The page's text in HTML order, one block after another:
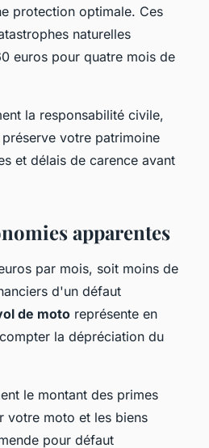
protection optimale. Ces
naturelles
euros pour quatre mois de
la responsabilité civile,
votre patrimoine
et délais de carence avant
apparentes
par mois, soit moins de
d'un défaut
de moto représente en
la dépréciation du
le montant des primes
votre moto et les biens
pour défaut